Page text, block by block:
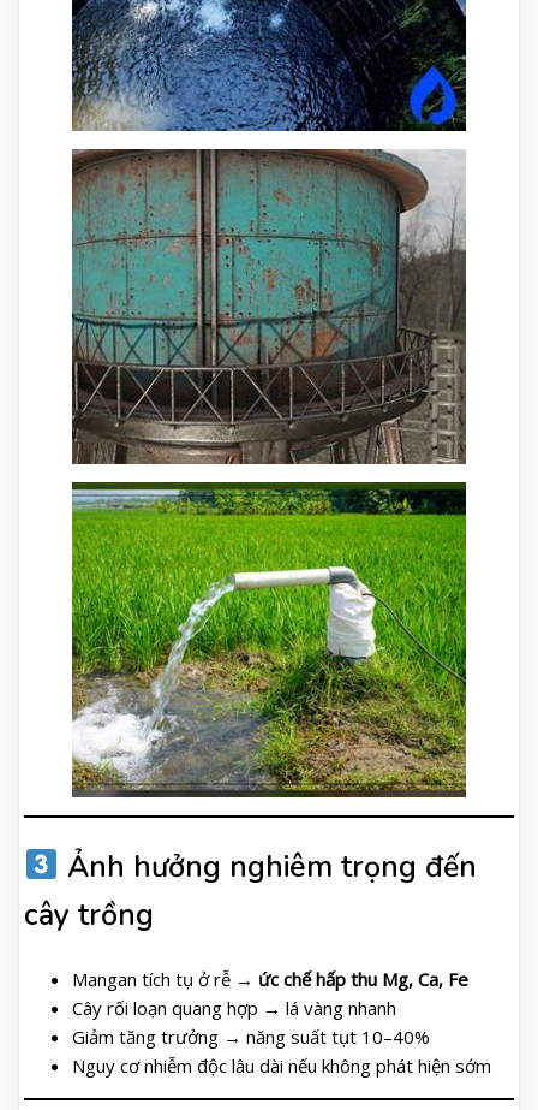
Ảnh hưởng nghiêm trọng đến
cây trồng
Mangan tích tụ ở rễ → ức chế hấp thu Mg, Ca, Fe
Cây rối loạn quang hợp → lá vàng nhanh
Giảm tăng trưởng → năng suất tụt 10–40%
Nguy cơ nhiễm độc lâu dài nếu không phát hiện sớm